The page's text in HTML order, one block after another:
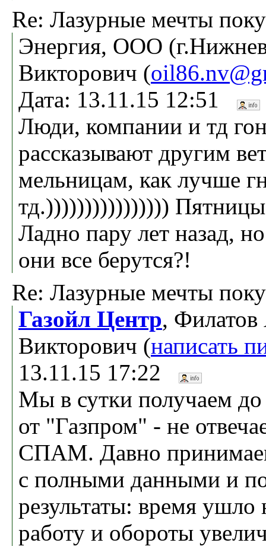
Re: Лазурные мечты
Энергия, ООО
Викторович (
Дата: 13.11.15 12:51
Люди, компании и тд
рассказывают другим
мельницам, как лучше
тд.)))))))))))))))) Пятницы
Ладно пару лет назад,
они все берутся?!
Re: Лазурные мечты
Газойл Центр,
Викторович (написать
13.11.15 17:22
Мы в сутки получаем
от "Газпром" - не
СПАМ. Давно
с полными данными и
результаты: время ушло
работу и обороты